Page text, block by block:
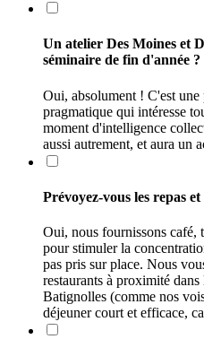
Un atelier Des Moines et
séminaire de fin d'année ?
Oui, absolument ! C'est
pragmatique qui intéresse
moment d'intelligence
aussi autrement, et aura un
Prévoyez-vous les repas et
Oui, nous fournissons café,
pour stimuler la
pas pris sur place. Nous
restaurants à proximité
Batignolles (comme nos
déjeuner court et efficace,